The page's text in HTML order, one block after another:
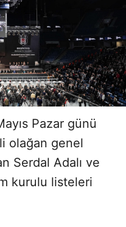
Pazar günü
olağan genel
Serdal Adalı ve
kurulu listeleri